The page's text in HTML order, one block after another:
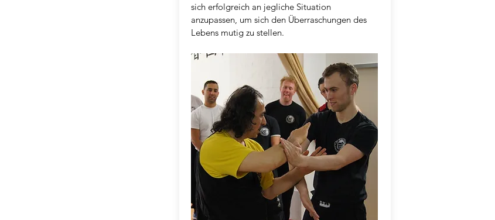
sich erfolgreich an jegliche Situation
anzupassen, um sich den Überraschungen des
Lebens mutig zu stellen.